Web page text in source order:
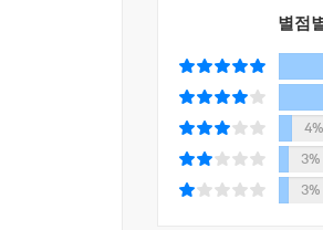
그녀가 쓰는 분석 방법은
이다. 부자들의 데이터는
라 분석된다. 금융 자산에
벌었는지, 이 모든 것이 구
부자들은 재산 규모에 따
단계로 구분되는 것이다.
가장 간단하고 효율적인
감정만으로 충분히 조절할
“자신이 진정으로 원하
되는 거예요. 노를 저을 것
저자 이서윤은 수만 건의
별점
4%
3%
3%